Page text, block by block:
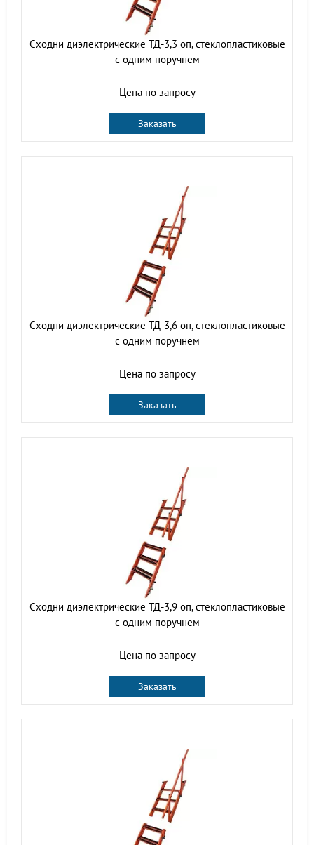
Сходни диэлектрические ТД-3,3 оп, стеклопластиковые
с одним поручнем
Цена по запросу
Заказать
Сходни диэлектрические ТД-3,6 оп, стеклопластиковые
с одним поручнем
Цена по запросу
Заказать
Сходни диэлектрические ТД-3,9 оп, стеклопластиковые
с одним поручнем
Цена по запросу
Заказать